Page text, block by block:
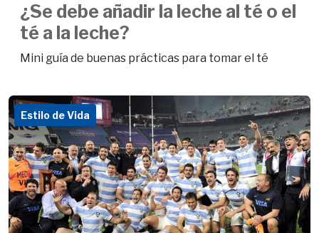
¿Se debe añadir la leche al té o el
té a la leche?
Mini guía de buenas prácticas para tomar el té
Estilo de Vida